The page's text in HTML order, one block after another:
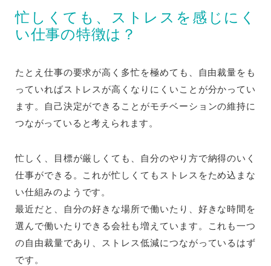
忙しくても、ストレスを感じにく
い仕事の特徴は？
たとえ仕事の要求が高く多忙を極めても、自由裁量をも
っていればストレスが高くなりにくいことが分かってい
ます。自己決定ができることがモチベーションの維持に
つながっていると考えられます。
忙しく、目標が厳しくても、自分のやり方で納得のいく
仕事ができる。これが忙しくてもストレスをため込まな
い仕組みのようです。
最近だと、自分の好きな場所で働いたり、好きな時間を
選んで働いたりできる会社も増えています。これも一つ
の自由裁量であり、ストレス低減につながっているはず
です。